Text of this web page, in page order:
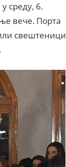
среду, 6.
вече. Порта
свештеници